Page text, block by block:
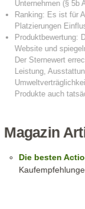
Magazin
Die besten